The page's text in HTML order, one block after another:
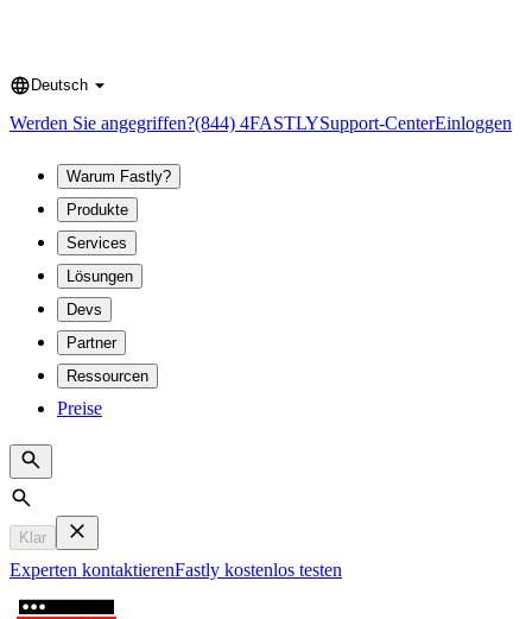
Language
Deutsch
Werden Sie angegriffen?(844) 4FASTLYSupport-CenterEinloggen
Warum Fastly?
Produkte
Services
Lösungen
Devs
Partner
Ressourcen
Preise
Search
Klar
Experten kontaktierenFastly kostenlos testen